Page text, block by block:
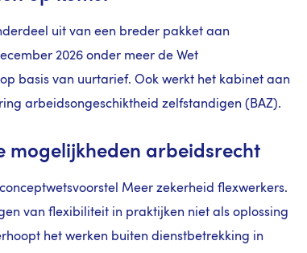
uit van een breder pakket aan
2026 onder meer de Wet
basis van uurtarief. Ook werkt het kabinet aan
arbeidsongeschiktheid zelfstandigen (BAZ).
arbeidsrecht
Meer zekerheid flexwerkers.
van flexibiliteit in praktijken niet als oplossing
het werken buiten dienstbetrekking in